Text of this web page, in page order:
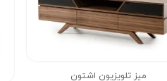
میز تلویزیون اشتون